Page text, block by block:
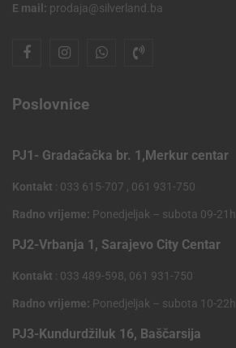
E mail: prodaja@silverland.ba
Poslovnice
PJ1- Gradačačka br. 1,Merkur centar
Kontakt : 033 615-707 , 061 931-750
Radno vrijeme: Ponedjeljak – subota 09-21h
PJ2-Vrbanja 1, Sarajevo City Centar
Kontakt : 033 489-598, 061 931-750
Radno vrijeme: Ponedjeljak – subota 10-22h
PJ3-Kundurdžiluk 16, Baščarsija